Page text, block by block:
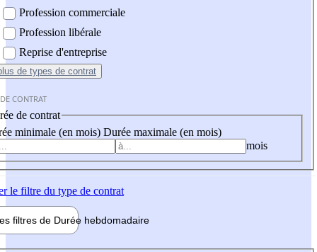
Profession commerciale
Profession libérale
Reprise d'entreprise
de types de contrat
CONTRAT
de contrat
minimale (en mois) Durée maximale (en mois)
mois
le filtre du type de contrat
filtres de Durée hebdomadaire